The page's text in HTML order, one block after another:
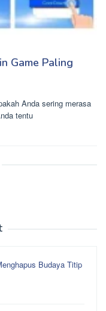
Game Paling
Anda sering merasa
tentu
Budaya Titip